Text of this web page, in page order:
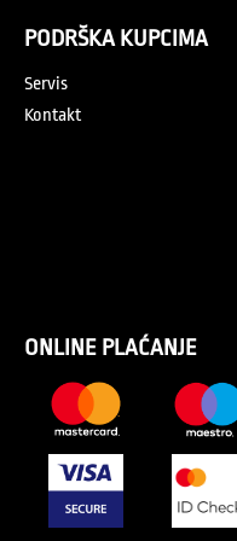
PODRŠKA KUPCIMA
Servis
Kontakt
ONLINE PLAĆANJE